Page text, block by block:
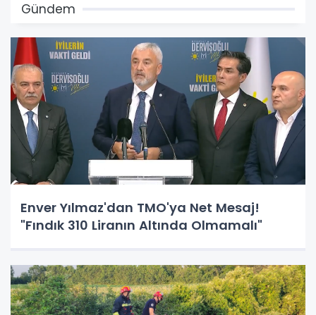
Gündem
Enver Yılmaz'dan TMO'ya Net Mesaj!
"Fındık 310 Liranın Altında Olmamalı"